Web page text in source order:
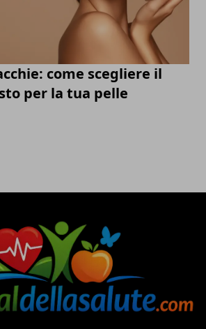
come scegliere il
per la tua pelle